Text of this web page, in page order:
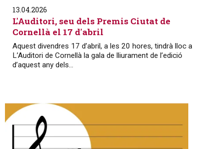
13.04.2026
L'Auditori, seu dels Premis Ciutat de
Cornellà el 17 d'abril
Aquest divendres 17 d’abril, a les 20 hores, tindrà lloc a
L’Auditori de Cornellà la gala de lliurament de l’edició
d’aquest any dels...